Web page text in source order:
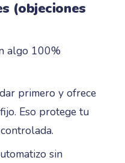
(objeciones
algo 100%
primero y ofrece
Eso protege tu
sin